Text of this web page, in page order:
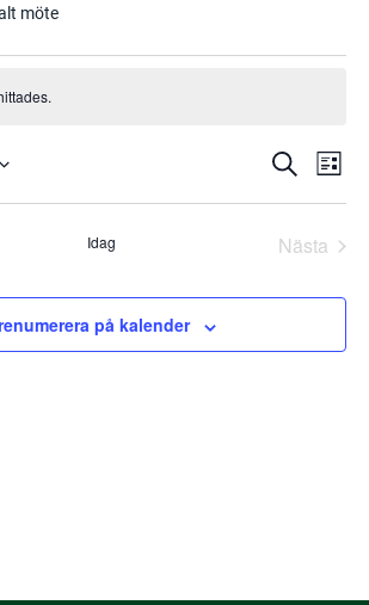
möte
Search
and
Views
Sök
Lista
Idag
Nästa
på kalender